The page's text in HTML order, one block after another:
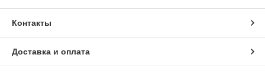
Контакты
Доставка и оплата